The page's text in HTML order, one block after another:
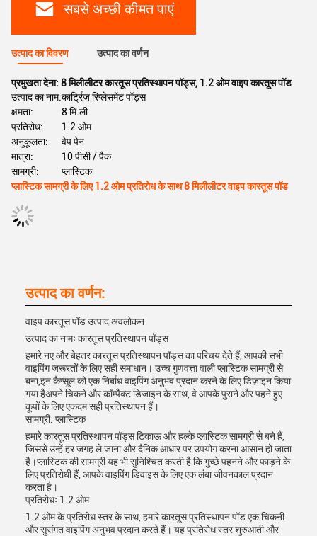
सबसे अच्छी कीमत पाएं
उत्पाद का विवरण उत्पाद का वर्णन
प्रमुखता देना: 8 मिलीलीटर कारतूस प्रतिस्थापन पॉड्स, 1.2 ओम वाइप कारतूस पॉड
उत्पाद का नाम:कार्ट्रिज रिप्लेसमेंट पॉड्स
क्षमता:
8 मि.ली
प्रतिरोध:
1.2 ओम
अनुकूलता:
वेप पेन
मात्रा:
10 पीसी / पैक
सामग्री:
प्लास्टिक
प्लास्टिक सामग्री के लिए 1.2 ओम प्रतिरोध के साथ 8 मिलीलीटर वाइप कारतूस पॉड
उत्पाद का वर्णन:
वाइप कारतूस पॉड उत्पाद अवलोकन
उत्पाद का नामः कारतूस प्रतिस्थापन पॉड्स
हमारे नए और बेहतर कारतूस प्रतिस्थापन पॉड्स का परिचय देते हैं, आपकी सभी
वाइपिंग जरूरतों के लिए सही समाधान। उच्च गुणवत्ता वाली प्लास्टिक सामग्री से
बना,इन कैप्सूल को एक निर्बाध वाइपिंग अनुभव प्रदान करने के लिए डिज़ाइन किया
गया हैअपने चिकने और कॉम्पैक्ट डिजाइन के साथ, वे आपके पुराने और पहने हुए
कूपों के लिए एकदम सही प्रतिस्थापन हैं।
सामग्री: प्लास्टिक
हमारे कारतूस प्रतिस्थापन पॉड्स टिकाऊ और हल्के प्लास्टिक सामग्री से बने हैं,
जिससे उन्हें हर जगह ले जाना और दैनिक आधार पर उपयोग करना आसान हो जाता
है।प्लास्टिक की सामग्री यह भी सुनिश्चित करती है कि गुच्छे पहनने और फाड़ने के
लिए प्रतिरोधी हैं, आपके वाइपिंग डिवाइस के लिए एक लंबा जीवनकाल प्रदान
करता है।
प्रतिरोधः 1.2 ओम
1.2 ओम के प्रतिरोध स्तर के साथ, हमारे कारतूस प्रतिस्थापन पॉड एक चिकनी
और सुसंगत वाइपिंग अनुभव प्रदान करते हैं। यह प्रतिरोध स्तर शुरुआती और